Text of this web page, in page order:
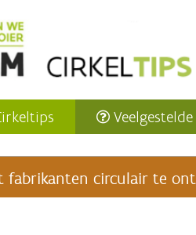
fabrikanten circulair te